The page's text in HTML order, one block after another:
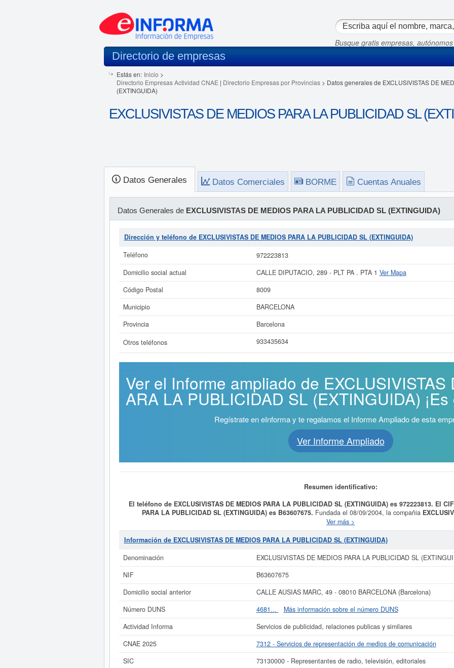
Busque gratis empresas,
Directorio de empresas
Estás en: Inicio >
Directorio Empresas Actividad CNAE | Directorio Empresas por Provincias> Datos generales de EXCLUSIVISTAS DE
(EXTINGUIDA)
EXCLUSIVISTAS DE MEDIOS PARA LA PUBLICIDAD SL
Datos Generales Datos Comerciales BORME Cuentas Anuales
Datos Generales de EXCLUSIVISTAS DE MEDIOS PARA LA PUBLICIDAD SL (EXTINGUIDA)
Dirección y teléfono de EXCLUSIVISTAS DE MEDIOS PARA LA PUBLICIDAD SL (EXTINGUIDA)
Teléfono
972223813
Domicilio social actual
CALLE DIPUTACIO, 289 - PLT PA . PTA 1 Ver Mapa
Código Postal
8009
Municipio
BARCELONA
Provincia
Barcelona
Otros teléfonos
933435634
Ver el Informe ampliado de EXCLUSIVISTAS
ARA LA PUBLICIDAD SL (EXTINGUIDA)
Regístrate en eInforma y te regalamos el Informe Ampliado de esta
Ver Informe Ampliado
Resumen identificativo:
El teléfono de EXCLUSIVISTAS DE MEDIOS PARA LA PUBLICIDAD SL (EXTINGUIDA) es 972223813. El
PARA LA PUBLICIDAD SL (EXTINGUIDA) es B63607675. Fundada el 08/09/2004, la compañia
tiene como finalidad LA COMERCIALIZACION DE ESPACIOS
COMUNICACION, DISENO Y DESARROLLO DE PROMOCIONES DIRECTAS Y DE CAMPANAS
MEDIOS, DE COMUNICACION.ETC. Su categoría CNAE es 7312 - Servicios de representación de medios
clasificación del Sistema Internacional de Clasificación de empresas corresponde al número 73130000. El
MEDIOS PARA LA PUBLICIDAD SL (EXTINGUIDA)es de un total de 1.EXCLUSIVISTAS DE MEDIOS PARA
cuenta con un total de 35 consultas. Su última consulta se ha producido el 10/06/2020. Puede consultar las
otras similares en esta misma página. El rango del capital social es de 3.100 a 60.000 €. El BORME ha publicado
Si está interesado en conocer más datos de la empresa EXCLUSIVISTAS DE MEDIOS PARA LA PUBLICIDAD
inmediatamente a este Informe ampliado
de EXCLUSIVISTAS DE MEDIOS PARA LA PUBLICIDAD SL
años de actividad, así como los balances y cuentas de resultados disponibles.
La última actualización del informe de empresa se ha realizado el 21/10/2023.
Ver más >
Información de EXCLUSIVISTAS DE MEDIOS PARA LA PUBLICIDAD SL (EXTINGUIDA)
Denominación
EXCLUSIVISTAS DE MEDIOS PARA LA PUBLICIDAD SL
NIF
B63607675
Domicilio social anterior
CALLE AUSIAS MARC, 49 - 08010 BARCELONA (Barcelona)
Número DUNS
4681...
Más información sobre el número DUNS
Actividad Informa
Servicios de publicidad, relaciones publicas y similares
CNAE 2025
7312 - Servicios de representación de medios de comunicación
SIC
73130000 - Representantes de radio, televisión, editoriales